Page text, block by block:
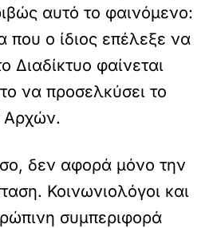
αυτό το φαινόμενο:
που ο ίδιος επέλεξε να
Διαδίκτυο φαίνεται
να προσελκύσει το
Αρχών.
δεν αφορά μόνο την
Κοινωνιολόγοι και
συμπεριφορά